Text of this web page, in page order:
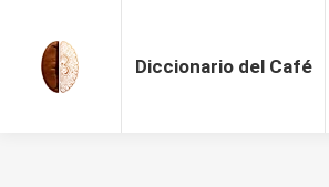
Diccionario del Café